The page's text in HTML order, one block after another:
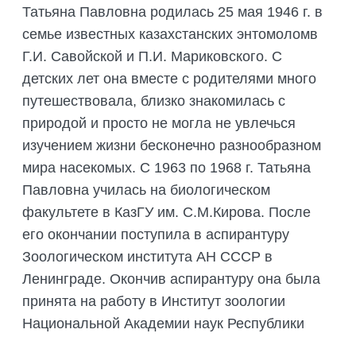
ОБОСНОВАНИЙ
ОРГАНИЗАЦИЯ ТРЕНИНГОВ И
СЕМИНАРОВ, ПОЛЕВЫХ ЭКСКУРСИЙ
ОРГАНИЗАЦИЯ ПОЛЕВЫХ ПРАКТИК,
СТАЖИРОВОК
СОВМЕСТНО С НАУЧНЫМ
ОБЩЕСТВОМ ТЕТИС
СЕЛЕВИНИЯ
SAIGA NEWS
Татьяна Павловна родилась 25 мая 1946 г. в
семье известных казахстанских энтомоломв
Г.И. Савойской и П.И. Мариковского. С
детских лет она вместе с родителями много
путешествовала, близко знакомилась с
природой и просто не могла не увлечься
изучением жизни бесконечно разнообразном
мира насекомых. С 1963 по 1968 г. Татьяна
Павловна училась на биологическом
факультете в КазГУ им. С.М.Кирова. После
его окончании поступила в аспирантуру
Зоологическом института АН СССР в
Ленинграде. Окончив аспирантуру она была
принята на работу в Институт зоологии
Национальной Академии наук Республики